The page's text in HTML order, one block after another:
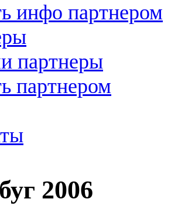
инфо партнером
партнеры
партнером
2006